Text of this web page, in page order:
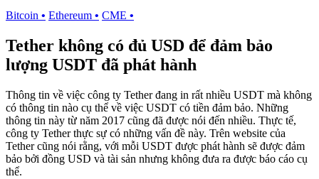
Bitcoin • Ethereum • CME •
Tether không có đủ USD để đảm bảo
lượng USDT đã phát hành
Thông tin về việc công ty Tether đang in rất nhiều USDT mà không
có thông tin nào cụ thể về việc USDT có tiền đảm bảo. Những
thông tin này từ năm 2017 cũng đã được nói đến nhiều. Thực tế,
công ty Tether thực sự có những vấn đề này. Trên website của
Tether cũng nói rằng, với mỗi USDT được phát hành sẽ được đảm
bảo bởi đồng USD và tài sản nhưng không đưa ra được báo cáo cụ
thể.